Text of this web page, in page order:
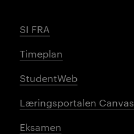
SI FRA
Timeplan
StudentWeb
Læringsportalen Canvas
Eksamen